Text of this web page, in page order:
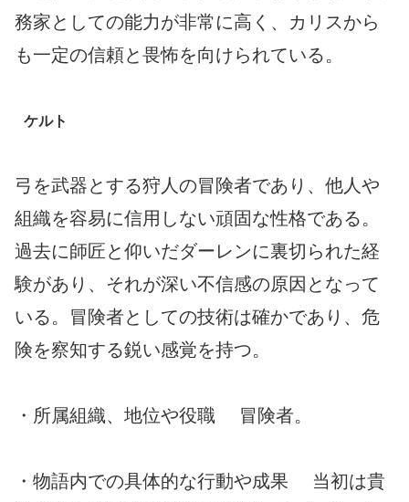
務家としての能力が非常に高く、カリスから
も一定の信頼と畏怖を向けられている。
ケルト
弓を武器とする狩人の冒険者であり、他人や
組織を容易に信用しない頑固な性格である。
過去に師匠と仰いだダーレンに裏切られた経
験があり、それが深い不信感の原因となって
いる。冒険者としての技術は確かであり、危
険を察知する鋭い感覚を持つ。
・所属組織、地位や役職 冒険者。
・物語内での具体的な行動や成果 当初は貴